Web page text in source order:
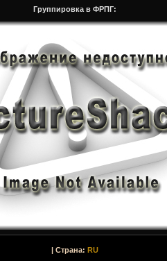
Группировка в ФРПГ:
| Страна: RU